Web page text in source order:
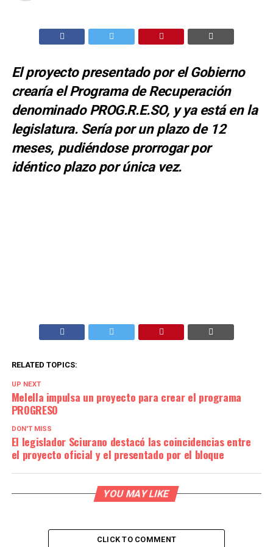
El proyecto presentado por el Gobierno
crearía el Programa de Recuperación
denominado PROG.R.E.SO, y ya está en la
legislatura. Sería por un plazo de 12
meses, pudiéndose prorrogar por
idéntico plazo por única vez.
RELATED TOPICS:
UP NEXT
Melella impulsa un proyecto para crear el programa
PROGRESO
DON'T MISS
El legislador Sciurano destacó las coincidencias entre
el proyecto oficial y el presentado por el bloque
YOU MAY LIKE
CLICK TO COMMENT